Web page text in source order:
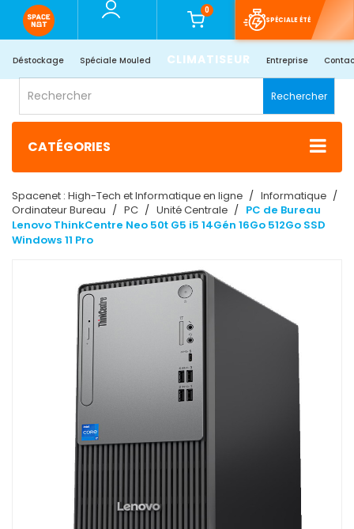
0
SPÉCIALE ÉTÉ
Déstockage Spéciale Mouled CLIMATISEUR Entreprise
Rechercher
CATÉGORIES
Spacenet : High-Tech et Informatique en ligne
Informatique
Ordinateur Bureau
PC Unité Centrale
PC de Bureau
Lenovo ThinkCentre Neo 50t G5 i5 14Gén 16Go 512Go SSD
Windows 11 Pro